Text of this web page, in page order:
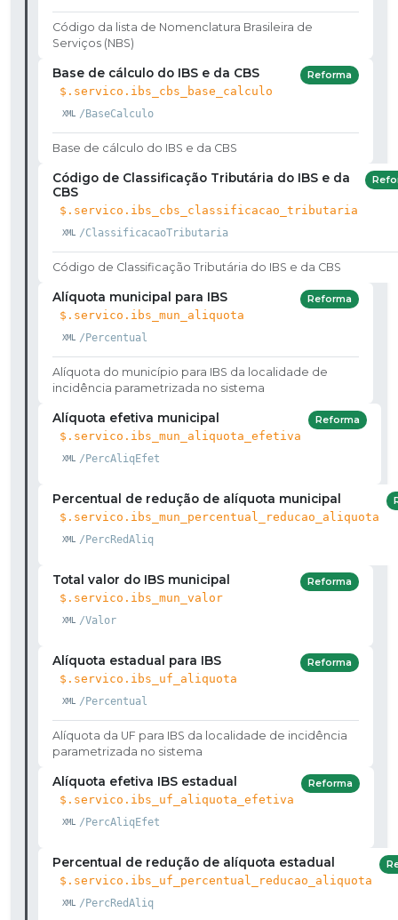
Código da lista de Nomenclatura Brasileira de
Serviços (NBS)
Base de cálculo do IBS e da CBS
$.servico.ibs_cbs_base_calculo
/BaseCalculo
Reforma
Base de cálculo do IBS e da CBS
Código de Classificação Tributária do IBS e da
CBS
$.servico.ibs_cbs_classificacao_tributaria
/ClassificacaoTributaria
Código de Classificação Tributária do IBS e da CBS
Alíquota municipal para IBS
$.servico.ibs_mun_aliquota
/Percentual
Reforma
Alíquota do município para IBS da localidade de
incidência parametrizada no sistema
Alíquota efetiva municipal
$.servico.ibs_mun_aliquota_efetiva
/PercAliqEfet
Reforma
Percentual de redução de alíquota municipal
$.servico.ibs_mun_percentual_reducao_aliquota
/PercRedAliq
Total valor do IBS municipal
$.servico.ibs_mun_valor
/Valor
Reforma
Alíquota estadual para IBS
$.servico.ibs_uf_aliquota
/Percentual
Reforma
Alíquota da UF para IBS da localidade de incidência
parametrizada no sistema
Alíquota efetiva IBS estadual
$.servico.ibs_uf_aliquota_efetiva
/PercAliqEfet
Reforma
Percentual de redução de alíquota estadual
$.servico.ibs_uf_percentual_reducao_aliquota
/PercRedAliq